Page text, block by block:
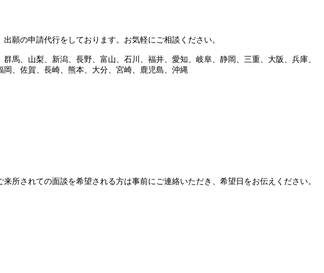
願の申請代行をしております。お気軽にご相談ください。
馬、山梨、新潟、長野、富山、石川、福井、愛知、岐阜、静岡、三重、大阪、兵庫、
、佐賀、長崎、熊本、大分、宮崎、鹿児島、沖縄
来所されての面談を希望される方は事前にご連絡いただき、希望日をお伝えください。